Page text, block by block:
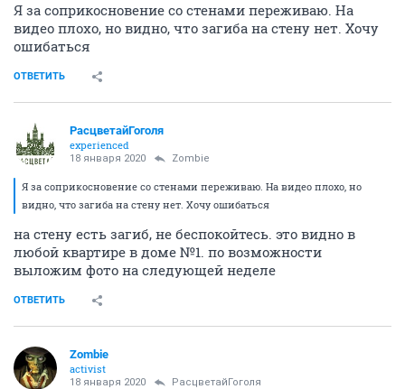
Я за соприкосновение со стенами переживаю. На
видео плохо, но видно, что загиба на стену нет. Хочу
ошибаться
ОТВЕТИТЬ
РасцветайГоголя
experienced
18 января 2020 Zombie
Я за соприкосновение со стенами переживаю. На видео плохо, но
видно, что загиба на стену нет. Хочу ошибаться
на стену есть загиб, не беспокойтесь. это видно в
любой квартире в доме №1. по возможности
выложим фото на следующей неделе
ОТВЕТИТЬ
Zombie
activist
18 января 2020 РасцветайГоголя